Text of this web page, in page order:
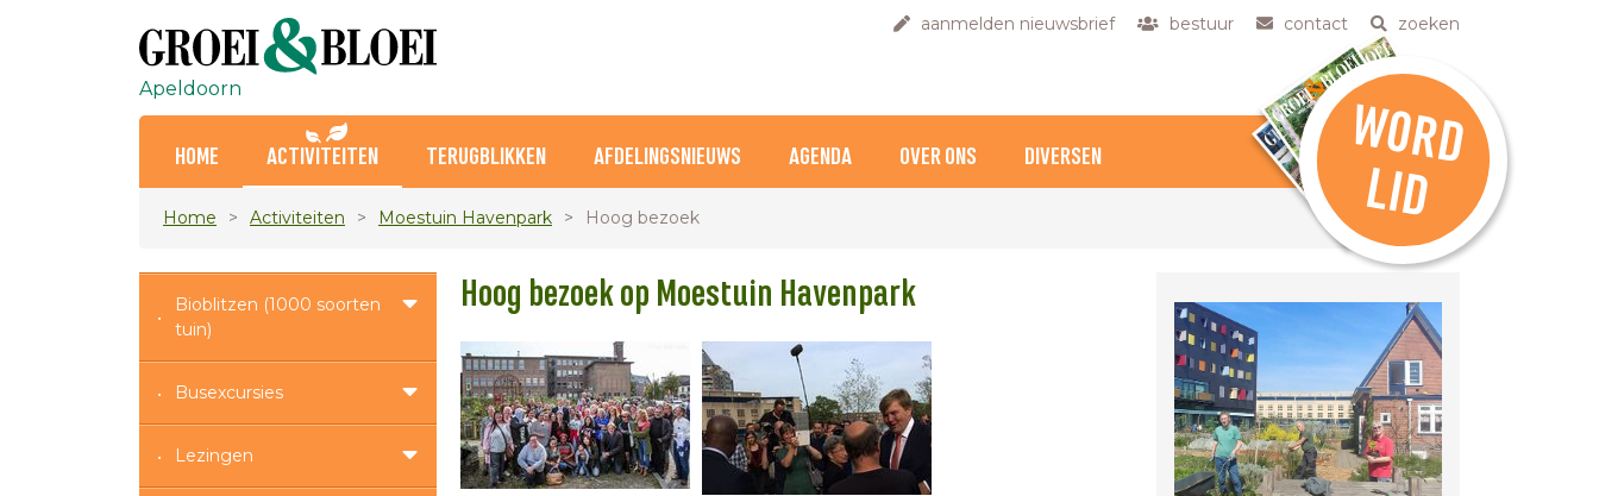
aanmelden nieuwsbrief bestuur contact zoeken
Apeldoorn
HOME ACTIVITEITEN TERUGBLIKKEN AFDELINGSNIEUWS AGENDA OVER ONS DIVERSEN W
O
R
D
L
ID
Home Activiteiten Moestuin Havenpark Hoog bezoek
Bioblitzen (1000 soorten
tuin)
Busexcursies
Lezingen
Hoog bezoek op Moestuin Havenpark